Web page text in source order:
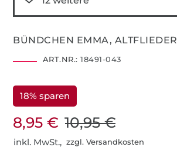
BÜNDCHEN EMMA, ALTFLIEDER
ART.NR.: 18491-043
18% sparen
8,95 € 10,95 €
inkl. MwSt.,zzgl. Versandkosten